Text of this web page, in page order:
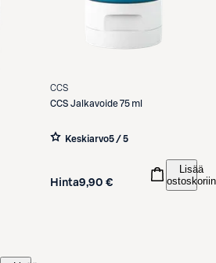
CCS
CCS Jalkavoide 75 ml
Keskiarvo5 / 5
Hinta9,90 €
Lisää
ostoskoriin